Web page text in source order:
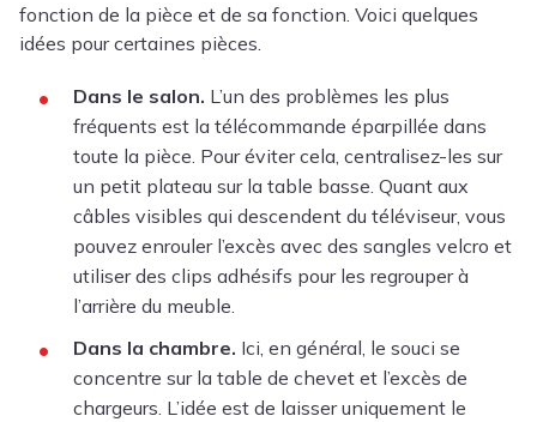
fonction de la pièce et de sa fonction. Voici quelques
idées pour certaines pièces.
Dans le salon. L’un des problèmes les plus
fréquents est la télécommande éparpillée dans
toute la pièce. Pour éviter cela, centralisez-les sur
un petit plateau sur la table basse. Quant aux
câbles visibles qui descendent du téléviseur, vous
pouvez enrouler l’excès avec des sangles velcro et
utiliser des clips adhésifs pour les regrouper à
l’arrière du meuble.
Dans la chambre. Ici, en général, le souci se
concentre sur la table de chevet et l’excès de
chargeurs. L’idée est de laisser uniquement le